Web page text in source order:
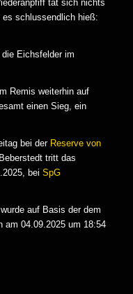
tat sich nichts
schlussendlich hieß:
Eichsfelder im
Remis weiterhin auf
einen Sieg, ein
bei der Reserve von
tritt das
bei SpG
auf Basis der dem
am 04.09.2025 um 18:54